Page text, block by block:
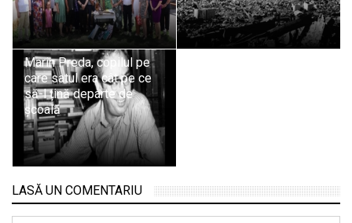
Marin Preda, copilul pe
care satul era cât pe ce
să-l țină departe de
școală
LASĂ UN COMENTARIU